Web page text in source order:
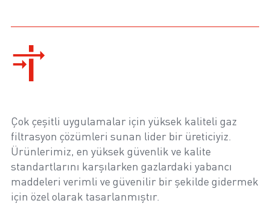
Çok çeşitli uygulamalar için yüksek kaliteli gaz
filtrasyon çözümleri sunan lider bir üreticiyiz.
Ürünlerimiz, en yüksek güvenlik ve kalite
standartlarını karşılarken gazlardaki yabancı
maddeleri verimli ve güvenilir bir şekilde gidermek
için özel olarak tasarlanmıştır.